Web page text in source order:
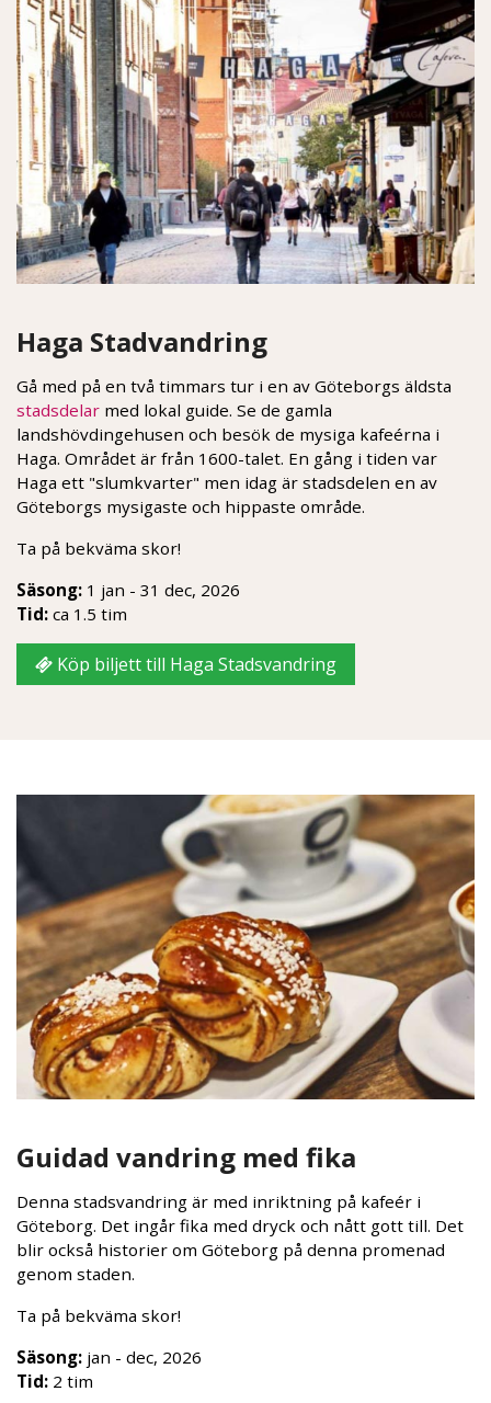
Haga Stadvandring
Gå med på en två timmars tur i en av Göteborgs äldsta
stadsdelar med lokal guide. Se de gamla
landshövdingehusen och besök de mysiga kafeérna i
Haga. Området är från 1600-talet. En gång i tiden var
Haga ett "slumkvarter" men idag är stadsdelen en av
Göteborgs mysigaste och hippaste område.
Ta på bekväma skor!
Säsong: 1 jan - 31 dec, 2026
Tid: ca 1.5 tim
Köp biljett till Haga Stadsvandring
Guidad vandring med fika
Denna stadsvandring är med inriktning på kafeér i
Göteborg. Det ingår fika med dryck och nått gott till. Det
blir också historier om Göteborg på denna promenad
genom staden.
Ta på bekväma skor!
Säsong: jan - dec, 2026
Tid: 2 tim